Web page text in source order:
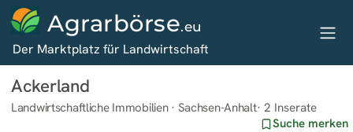
Agrarbörse.eu
Der Marktplatz für Landwirtschaft
Ackerland
Landwirtschaftliche Immobilien · Sachsen-Anhalt 2 Inserate
Suche merken